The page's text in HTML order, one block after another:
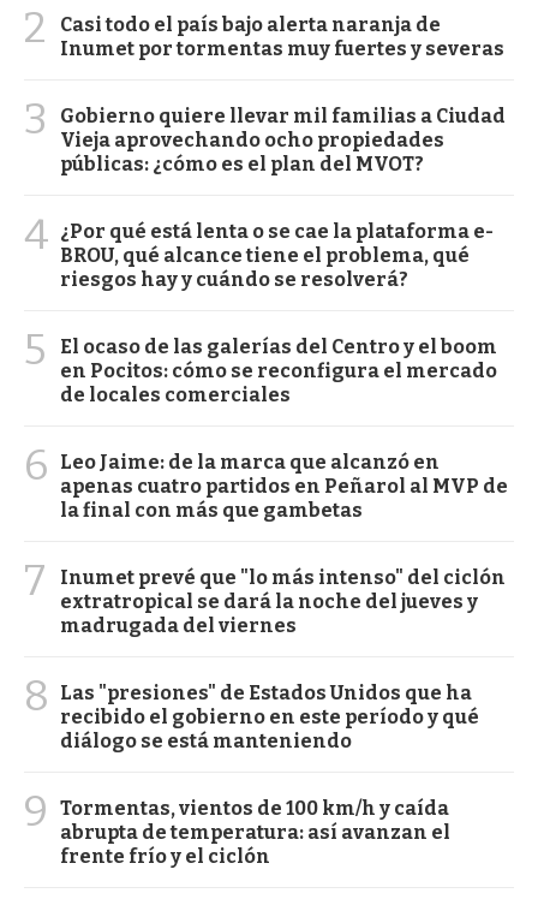
2
Casi todo el país bajo alerta naranja de
Inumet por tormentas muy fuertes y severas
3
Gobierno quiere llevar mil familias a Ciudad
Vieja aprovechando ocho propiedades
públicas: ¿cómo es el plan del MVOT?
4 ¿Por qué está lenta o se cae la plataforma e-
BROU, qué alcance tiene el problema, qué
riesgos hay y cuándo se resolverá?
5
El ocaso de las galerías del Centro y el boom
en Pocitos: cómo se reconfigura el mercado
de locales comerciales
6
Leo Jaime: de la marca que alcanzó en
apenas cuatro partidos en Peñarol al MVP de
la final con más que gambetas
7
Inumet prevé que "lo más intenso" del ciclón
extratropical se dará la noche del jueves y
madrugada del viernes
8
Las "presiones" de Estados Unidos que ha
recibido el gobierno en este período y qué
diálogo se está manteniendo
9
Tormentas, vientos de 100 km/h y caída
abrupta de temperatura: así avanzan el
frente frío y el ciclón